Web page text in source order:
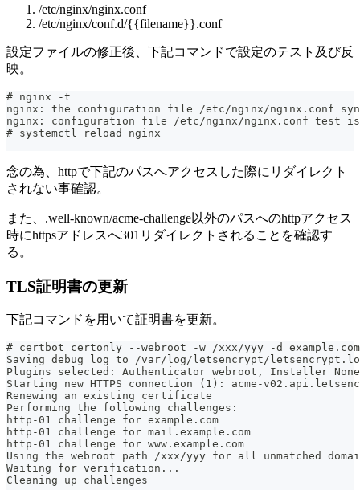
/etc/nginx/nginx.conf
/etc/nginx/conf.d/{{filename}}.conf
設定ファイルの修正後、下記コマンドで設定のテスト及び反
映。
# nginx -t
nginx: the configuration file /etc/nginx/nginx.conf
nginx: configuration file /etc/nginx/nginx.conf test is
# systemctl reload nginx
念の為、httpで下記のパスへアクセスした際にリダイレクト
されない事確認。
また、.well-known/acme-challenge以外のパスへのhttpアクセス
時にhttpsアドレスへ301リダイレクトされることを確認す
る。
TLS証明書の更新
下記コマンドを用いて証明書を更新。
# certbot certonly --webroot -w /xxx/yyy -d
Saving debug log to /var/log/letsencrypt/
Plugins selected: Authenticator webroot, Installer None
Starting new HTTPS connection (1): acme-
Renewing an existing certificate
Performing the following challenges:
http-01 challenge for example.com
http-01 challenge for mail.example.com
http-01 challenge for www.example.com
Using the webroot path /xxx/yyy for all unmatched
Waiting for verification...
Cleaning up challenges